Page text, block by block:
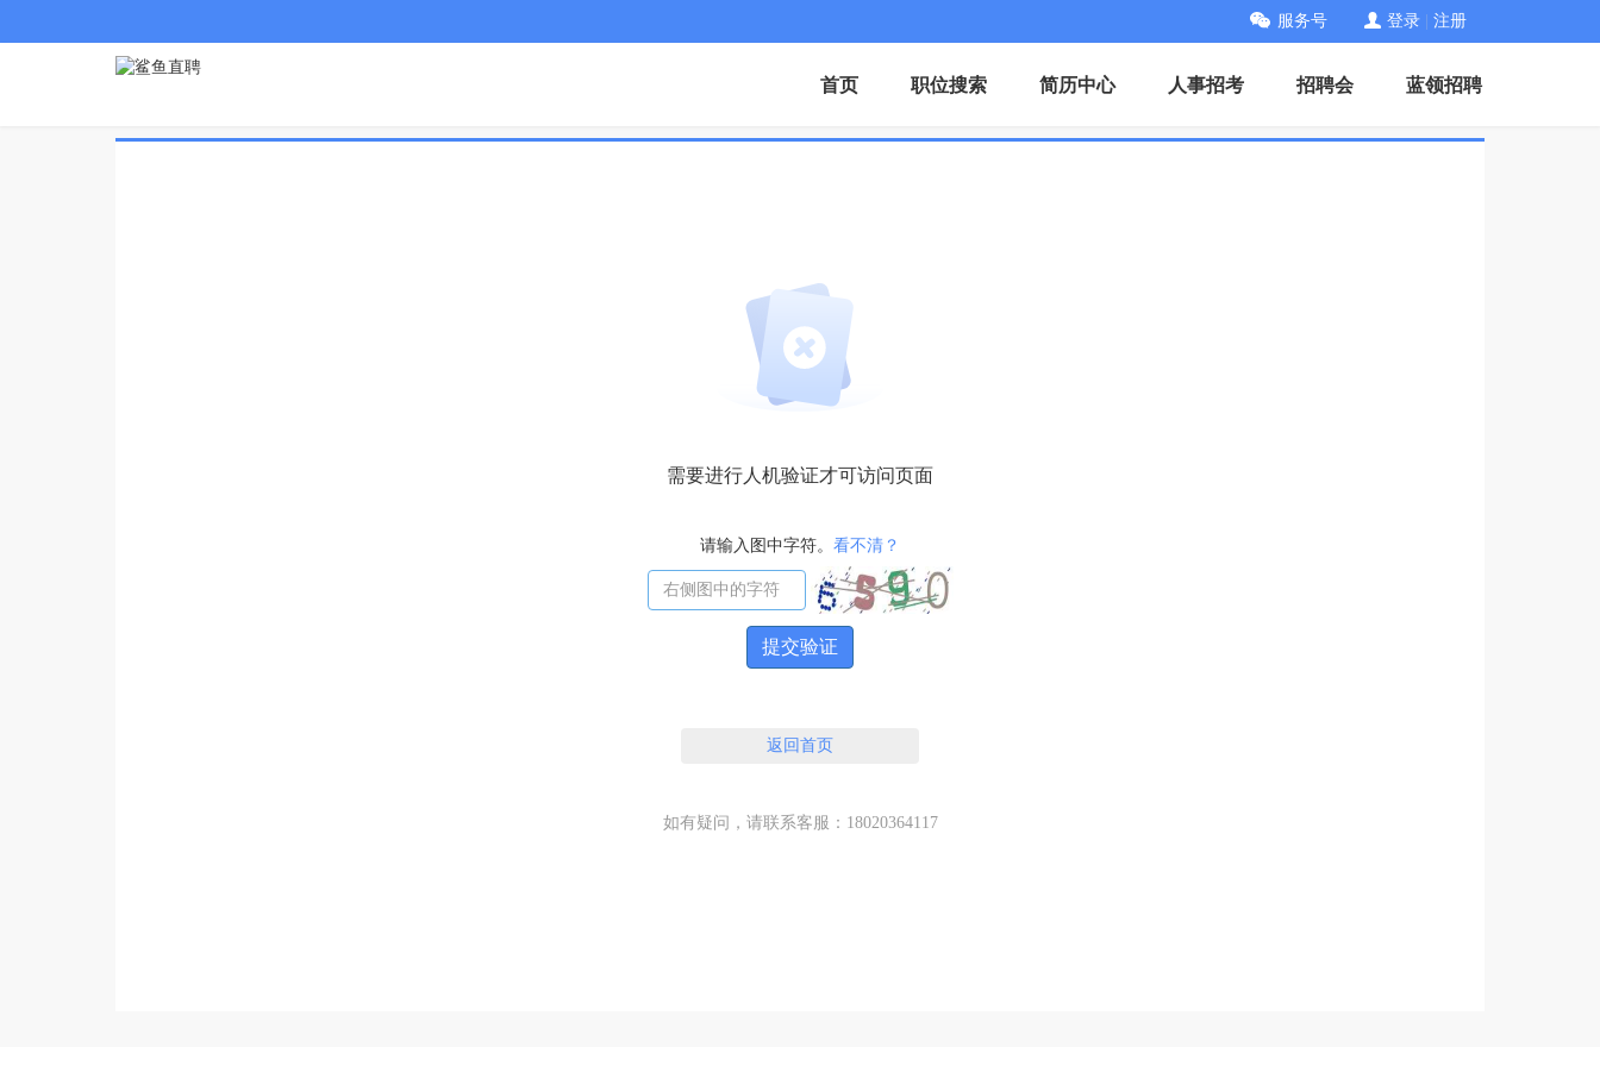
服务号 登录 注册
首页 职位搜索 简历中心 人事招考 招聘会 蓝领招聘
需要进行人机验证才可访问页面
请输入图中字符。 看不清？
提交验证
返回首页
如有疑问，请联系客服：18020364117